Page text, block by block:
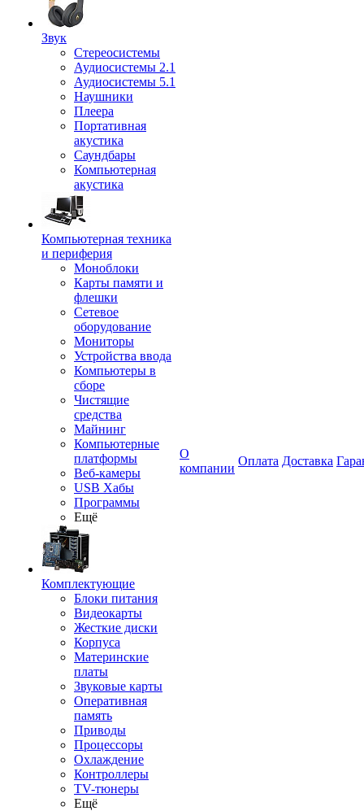
Звук
Стереосистемы
Аудиосистемы 2.1
Аудиосистемы 5.1
Наушники
Плеера
Портативная
акустика
Саундбары
Компьютерная
акустика
Компьютерная техника
и периферия
Моноблоки
Карты памяти и
флешки
Сетевое
оборудование
Мониторы
Устройства ввода
Компьютеры в
сборе
Чистящие
средства
Майнинг
Компьютерные
платформы
Веб-камеры
USB Хабы
Программы
Ещё
Комплектующие
Блоки питания
Видеокарты
Жесткие диски
Корпуса
Материнские
платы
Звуковые карты
Оперативная
память
Приводы
Процессоры
Охлаждение
Контроллеры
TV-тюнеры
Ещё
О
компании
Оплата Доставка